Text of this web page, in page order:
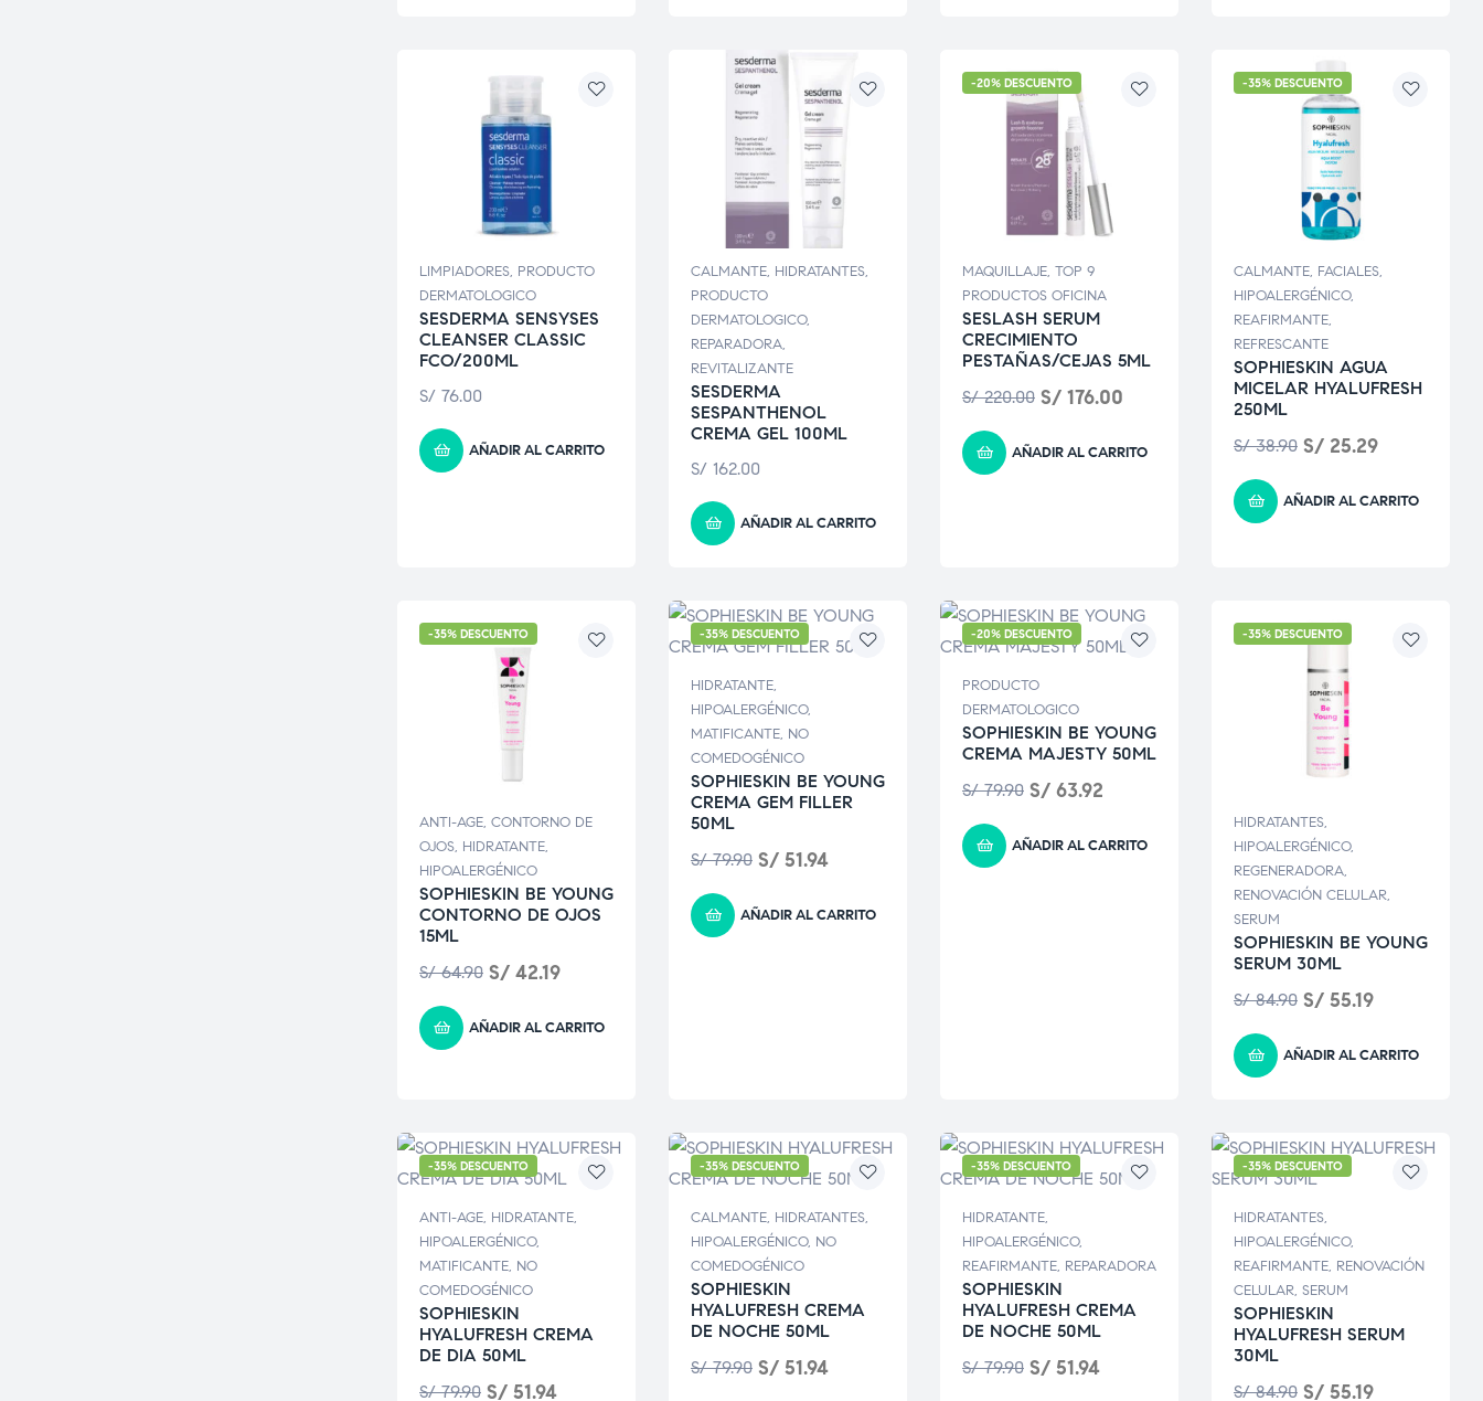
LIMPIADORES, PRODUCTO
DERMATOLOGICO
SESDERMA SENSYSES
CLEANSER CLASSIC
FCO/200ML
S/ 76.00
AÑADIR AL CARRITO
CALMANTE, HIDRATANTES,
PRODUCTO
DERMATOLOGICO,
REPARADORA,
REVITALIZANTE
SESDERMA
SESPANTHENOL
CREMA GEL 100ML
S/ 162.00
AÑADIR AL CARRITO
-20% DESCUENTO
MAQUILLAJE, TOP 9
PRODUCTOS OFICINA
SESLASH SERUM
CRECIMIENTO
PESTAÑAS/CEJAS 5ML
S/220.00 S/ 176.00
AÑADIR AL CARRITO
-35% DESCUENTO
CALMANTE, FACIALES,
HIPOALERGÉNICO,
REAFIRMANTE,
REFRESCANTE
SOPHIESKIN AGUA
MICELAR HYALUFRESH
250ML
S/38.90 S/ 25.29
AÑADIR AL CARRITO
-35% DESCUENTO
ANTI-AGE, CONTORNO DE
OJOS, HIDRATANTE,
HIPOALERGÉNICO
SOPHIESKIN BE YOUNG
CONTORNO DE OJOS
15ML
S/64.90 S/ 42.19
AÑADIR AL CARRITO
-35% DESCUENTO
HIDRATANTE,
HIPOALERGÉNICO,
MATIFICANTE, NO
COMEDOGÉNICO
SOPHIESKIN BE YOUNG
CREMA GEM FILLER
50ML
S/79.90 S/ 51.94
AÑADIR AL CARRITO
-20% DESCUENTO
PRODUCTO
DERMATOLOGICO
SOPHIESKIN BE YOUNG
CREMA MAJESTY 50ML
S/79.90 S/ 63.92
AÑADIR AL CARRITO
-35% DESCUENTO
HIDRATANTES,
HIPOALERGÉNICO,
REGENERADORA,
RENOVACIÓN CELULAR,
SERUM
SOPHIESKIN BE YOUNG
SERUM 30ML
S/84.90 S/ 55.19
AÑADIR AL CARRITO
-35% DESCUENTO
ANTI-AGE, HIDRATANTE,
HIPOALERGÉNICO,
MATIFICANTE, NO
COMEDOGÉNICO
SOPHIESKIN
HYALUFRESH CREMA
DE DIA 50ML
S/79.90 S/ 51.94
-35% DESCUENTO
CALMANTE, HIDRATANTES,
HIPOALERGÉNICO, NO
COMEDOGÉNICO
SOPHIESKIN
HYALUFRESH CREMA
DE NOCHE 50ML
S/79.90 S/ 51.94
-35% DESCUENTO
HIDRATANTE,
HIPOALERGÉNICO,
REAFIRMANTE, REPARADORA
SOPHIESKIN
HYALUFRESH CREMA
DE NOCHE 50ML
S/79.90 S/ 51.94
-35% DESCUENTO
HIDRATANTES,
HIPOALERGÉNICO,
REAFIRMANTE, RENOVACIÓN
CELULAR, SERUM
SOPHIESKIN
HYALUFRESH SERUM
30ML
S/84.90 S/ 55.19